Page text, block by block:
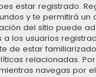
estar registrado.
y te permitirá un
del sitio puede
los usuarios
de estar
relacionadas.
navegas por